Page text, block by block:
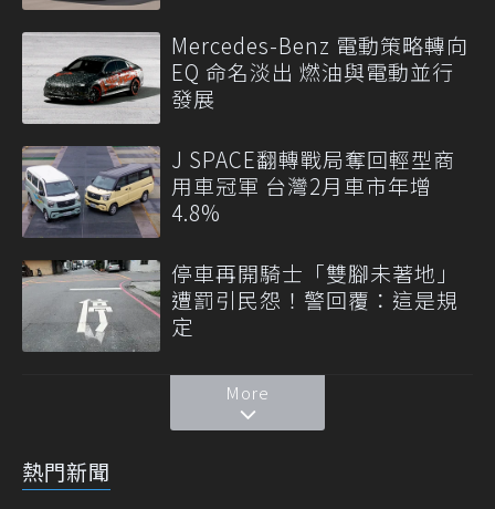
Mercedes-Benz 電動策略轉向
EQ 命名淡出 燃油與電動並行
發展
J SPACE翻轉戰局奪回輕型商
用車冠軍 台灣2月車市年增
4.8%
停車再開騎士「雙腳未著地」
遭罰引民怨！警回覆：這是規
定
More
熱門新聞